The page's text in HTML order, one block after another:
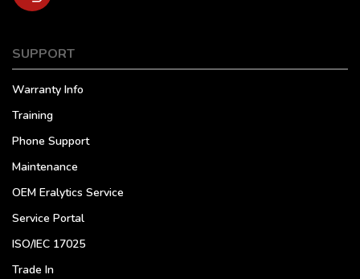
SUPPORT
Warranty Info
Training
Phone Support
Maintenance
OEM Eralytics Service
Service Portal
ISO/IEC 17025
Trade In